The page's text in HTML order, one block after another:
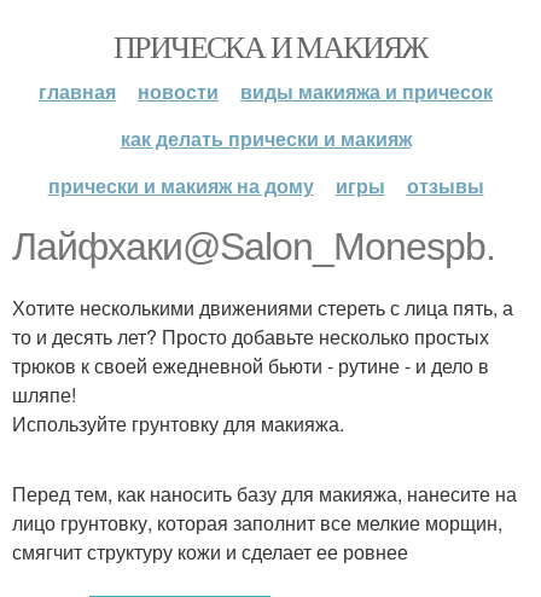
ПРИЧЕСКА И МАКИЯЖ
главная новости
виды макияжа и причесок
как делать прически и макияж
прически и макияж на дому
игры отзывы
Лайфхаки@Salon_Monespb.
Хотите несколькими движениями стереть с лица пять, а
то и десять лет? Просто добавьте несколько простых
трюков к своей ежедневной бьюти - рутине - и дело в
шляпе!
Используйте грунтовку для макияжа.
Перед тем, как наносить базу для макияжа, нанесите на
лицо грунтовку, которая заполнит все мелкие морщин,
смягчит структуру кожи и сделает ее ровнее